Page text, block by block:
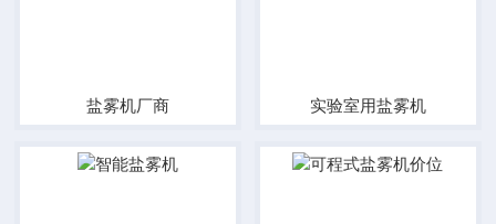
盐雾机厂商 实验室用盐雾机